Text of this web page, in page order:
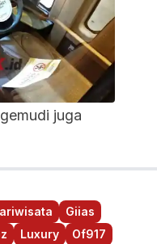
juga
Giias
Luxury
Of917